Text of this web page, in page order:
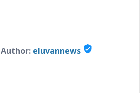
Author: eluvannews verified_user